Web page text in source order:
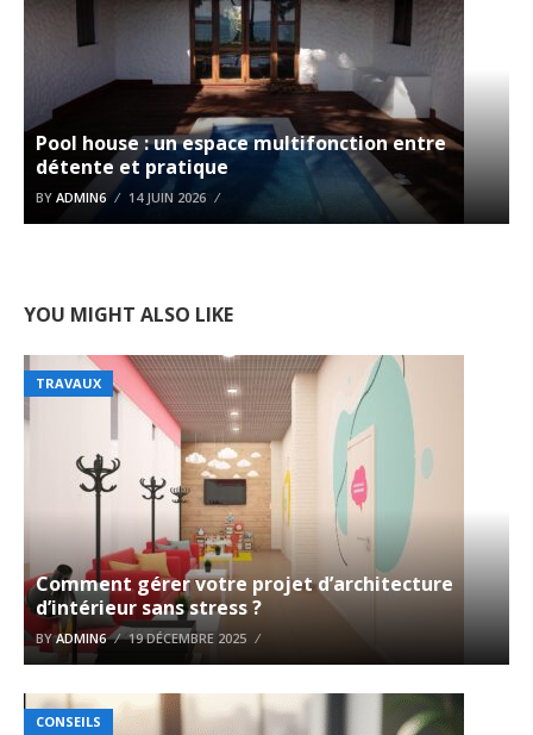
Pool house : un espace multifonction entre
détente et pratique
BY ADMIN6 14 JUIN 2026
YOU MIGHT ALSO LIKE
TRAVAUX
Comment gérer votre projet d’architecture
d’intérieur sans stress ?
BYADMIN6 19 DÉCEMBRE 2025
CONSEILS